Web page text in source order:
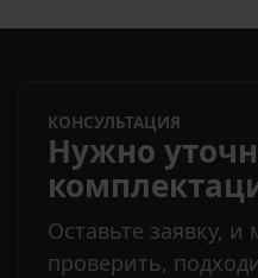
КОНСУЛЬТАЦИЯ
Нужно
Оставьте заявку,
проверить,